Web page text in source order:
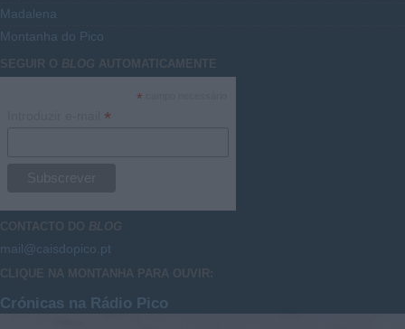
Madalena
Montanha do Pico
SEGUIR O BLOG AUTOMATICAMENTE
*
*
CONTACTO DO BLOG
mail@caisdopico.pt
CLIQUE NA MONTANHA PARA OUVIR:
Crónicas na Rádio Pico